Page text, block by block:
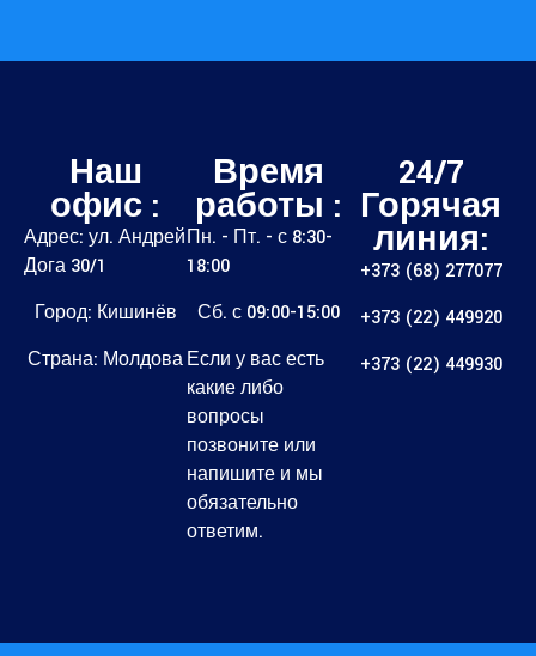
Наш
офис :
Адрес: ул. Андрей
Дога 30/1
Город: Кишинёв
Страна: Молдова
Время
работы :
Пн. - Пт. - с 8:30-
18:00
Сб. с 09:00-15:00
Если у вас есть
какие либо
вопросы
позвоните или
напишите и мы
обязательно
ответим.
24/7
Горячая
линия:
+373 (68) 277077
+373 (22) 449920
+373 (22) 449930